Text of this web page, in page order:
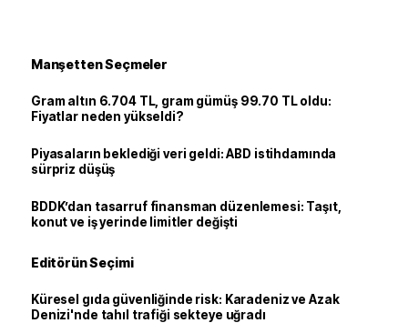
Manşetten Seçmeler
Gram altın 6.704 TL, gram gümüş 99.70 TL oldu:
Fiyatlar neden yükseldi?
Piyasaların beklediği veri geldi: ABD istihdamında
sürpriz düşüş
BDDK’dan tasarruf finansman düzenlemesi: Taşıt,
konut ve iş yerinde limitler değişti
Editörün Seçimi
Küresel gıda güvenliğinde risk: Karadeniz ve Azak
Denizi'nde tahıl trafiği sekteye uğradı